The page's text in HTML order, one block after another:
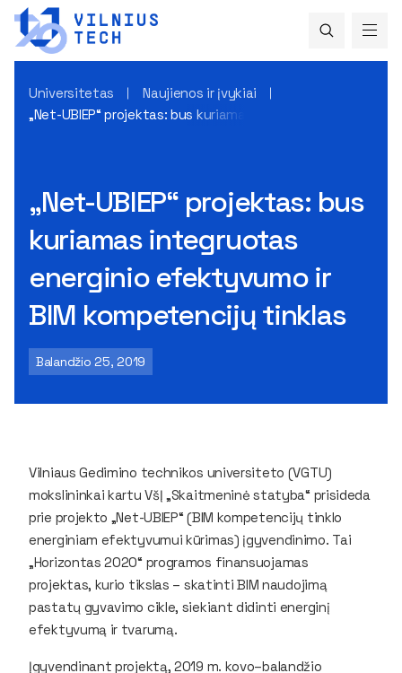
Universitetas
Naujienos ir įvykiai
„Net-UBIEP“ projektas: bus kuriamas integruotas
„Net-UBIEP“ projektas: bus
kuriamas integruotas
energinio efektyvumo ir
BIM kompetencijų tinklas
Balandžio 25, 2019
Vilniaus Gedimino technikos universiteto (VGTU)
mokslininkai kartu VšĮ „Skaitmeninė statyba“ prisideda
prie projekto „Net-UBIEP“ (BIM kompetencijų tinklo
energiniam efektyvumui kūrimas) įgyvendinimo. Tai
„Horizontas 2020“ programos finansuojamas
projektas, kurio tikslas – skatinti BIM naudojimą
pastatų gyvavimo cikle, siekiant didinti energinį
efektyvumą ir tvarumą.
Įgyvendinant projektą, 2019 m. kovo–balandžio